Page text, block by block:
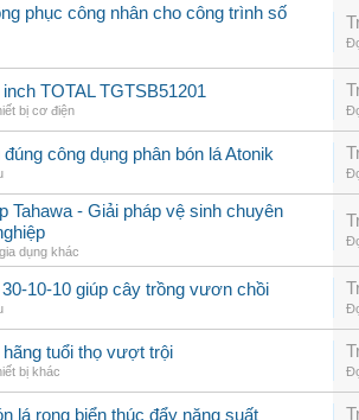
phục công nhân cho công trình số
TOTAL TGTSB51201
bị cơ điện
công dụng phân bón lá Atonik
Tahawa - Giải pháp vệ sinh chuyên
dụng khác
10-10 giúp cây trồng vươn chồi
tuổi thọ vượt trội
bị khác
lá rong biển thúc đẩy năng suất